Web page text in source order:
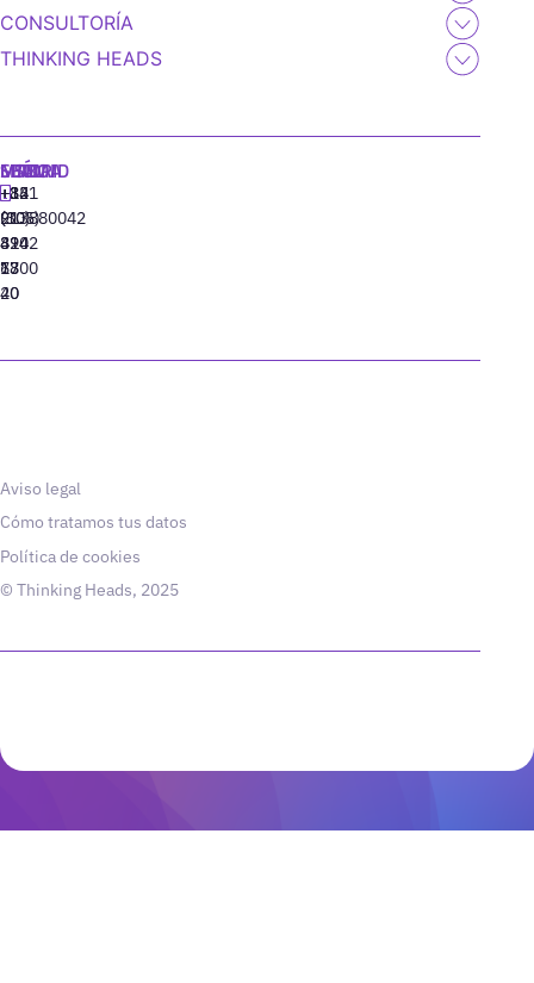
CONSULTORÍA
THINKING HEADS
MADRID
+34
91
310
77
40
MIAMI
+1
(305)
424
13
20
SEÚL
+82
(10)
8942
6800
LISBOA
‪+351
213880042
Aviso legal
Cómo tratamos tus datos
Política de cookies
© Thinking Heads, 2025